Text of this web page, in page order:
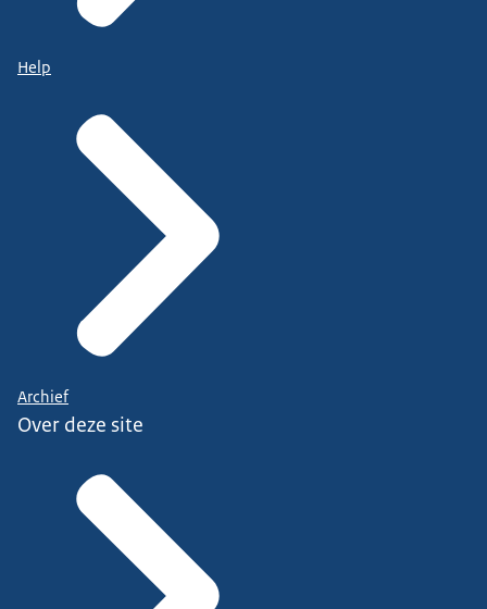
Help
Archief
Over deze site